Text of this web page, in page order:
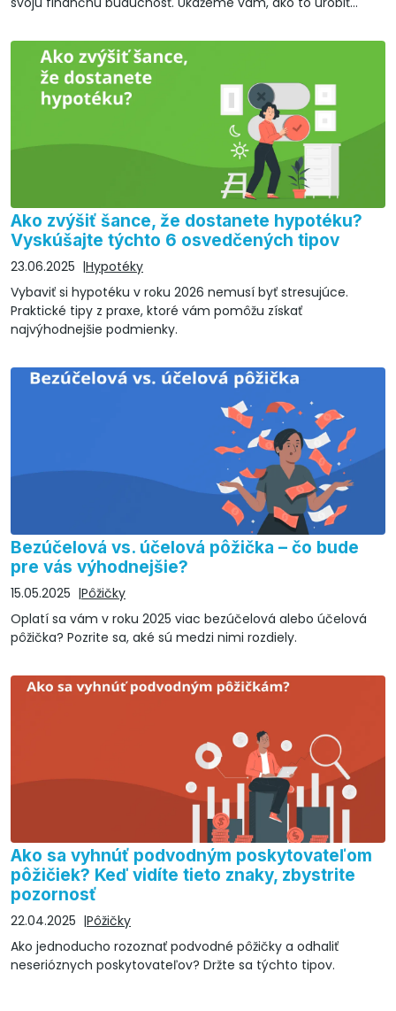
Ako zvýšiť šance, že dostanete hypotéku?
Vyskúšajte týchto 6 osvedčených tipov
23.06.2025
Hypotéky
Vybaviť si hypotéku v roku 2026 nemusí byť stresujúce.
Praktické tipy z praxe, ktoré vám pomôžu získať
najvýhodnejšie podmienky.
Bezúčelová vs. účelová pôžička – čo bude
pre vás výhodnejšie?
15.05.2025
Pôžičky
Oplatí sa vám v roku 2025 viac bezúčelová alebo účelová
pôžička? Pozrite sa, aké sú medzi nimi rozdiely.
Ako sa vyhnúť podvodným poskytovateľom
pôžičiek? Keď vidíte tieto znaky, zbystrite
pozornosť
22.04.2025
Pôžičky
Ako jednoducho rozoznať podvodné pôžičky a odhaliť
neserióznych poskytovateľov? Držte sa týchto tipov.